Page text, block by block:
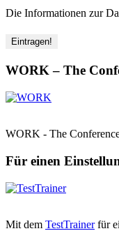
Die Informationen zur
WORK – The
WORK - The
Für einen
Mit dem TestTrainerfür